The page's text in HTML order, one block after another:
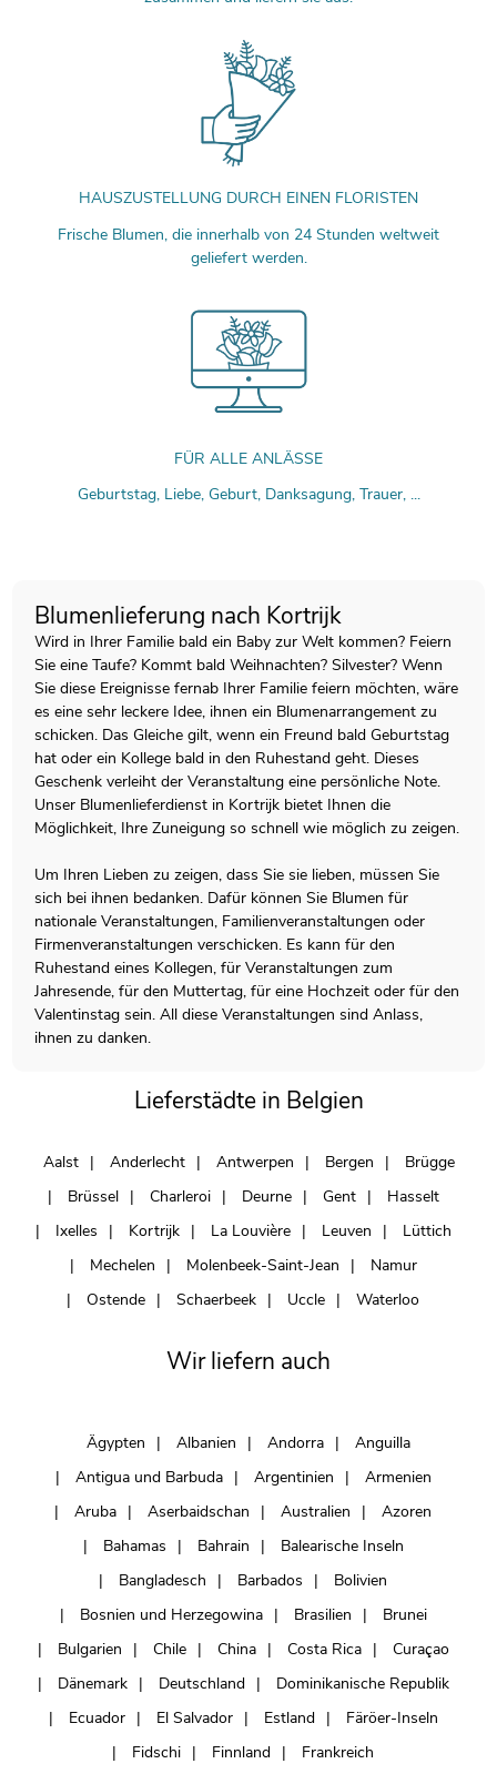
HAUSZUSTELLUNG DURCH EINEN FLORISTEN
Frische Blumen, die innerhalb von 24 Stunden weltweit
geliefert werden.
FÜR ALLE ANLÄSSE
Geburtstag, Liebe, Geburt, Danksagung, Trauer, ...
Blumenlieferung nach Kortrijk
Wird in Ihrer Familie bald ein Baby zur Welt kommen? Feiern
Sie eine Taufe? Kommt bald Weihnachten? Silvester? Wenn
Sie diese Ereignisse fernab Ihrer Familie feiern möchten, wäre
es eine sehr leckere Idee, ihnen ein Blumenarrangement zu
schicken. Das Gleiche gilt, wenn ein Freund bald Geburtstag
hat oder ein Kollege bald in den Ruhestand geht. Dieses
Geschenk verleiht der Veranstaltung eine persönliche Note.
Unser Blumenlieferdienst in Kortrijk bietet Ihnen die
Möglichkeit, Ihre Zuneigung so schnell wie möglich zu zeigen.
Um Ihren Lieben zu zeigen, dass Sie sie lieben, müssen Sie
sich bei ihnen bedanken. Dafür können Sie Blumen für
nationale Veranstaltungen, Familienveranstaltungen oder
Firmenveranstaltungen verschicken. Es kann für den
Ruhestand eines Kollegen, für Veranstaltungen zum
Jahresende, für den Muttertag, für eine Hochzeit oder für den
Valentinstag sein. All diese Veranstaltungen sind Anlass,
ihnen zu danken.
Lieferstädte in Belgien
Aalst Anderlecht Antwerpen Bergen
Brügge
Brüssel
Charleroi Deurne Gent
Hasselt
Ixelles
Kortrijk La Louvière Leuven
Lüttich
Mechelen
Molenbeek-Saint-Jean
Namur
Ostende
Schaerbeek Uccle Waterloo
Wir liefern auch
Ägypten Albanien Andorra
Anguilla
Antigua und Barbuda
Argentinien
Armenien
Aruba
Aserbaidschan Australien
Azoren
Bahamas
Bahrain
Balearische Inseln
Bangladesch
Barbados
Bolivien
Bosnien und Herzegowina
Brasilien
Brunei
Bulgarien
Chile China Costa Rica
Curaçao
Dänemark
Deutschland
Dominikanische Republik
Ecuador
El Salvador Estland
Färöer-Inseln
Fidschi
Finnland
Frankreich